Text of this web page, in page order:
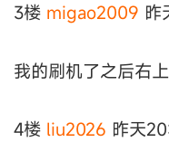
3楼 migao2009 昨
我的刷机了之后右
4楼 liu2026 昨天